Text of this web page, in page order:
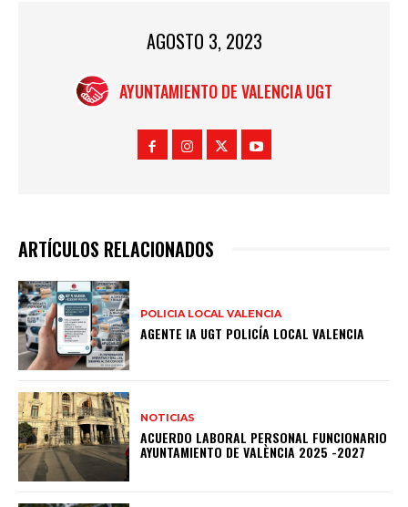
AGOSTO 3, 2023
AYUNTAMIENTO DE VALENCIA UGT
ARTÍCULOS RELACIONADOS
POLICIA LOCAL VALENCIA
AGENTE IA UGT POLICÍA LOCAL VALENCIA
NOTICIAS
ACUERDO LABORAL PERSONAL FUNCIONARIO
AYUNTAMIENTO DE VALÈNCIA 2025 -2027